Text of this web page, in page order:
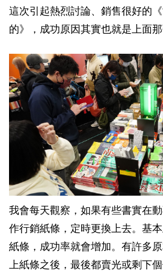
這次引起熱烈討論、銷售很好的
的》，成功原因其實也就是上面那
我會每天觀察，如果有些書實在
作行銷紙條，定時更換上去。基
紙條，成功率就會增加。有許多
上紙條之後，最後都賣光或剩下